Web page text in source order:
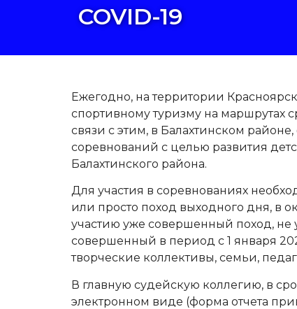
COVID-19
Ежегодно, на территории
спортивному туризму на маршрутах
связи с этим, в Балахтинском
соревнований с целью развития
Балахтинского района.
Для участия в соревнованиях
или просто поход выходного дня, в
участию уже совершенный поход, не
совершенный в период с 1 января
творческие коллективы, семьи,
В главную судейскую коллегию, в
электронном виде (форма отчета